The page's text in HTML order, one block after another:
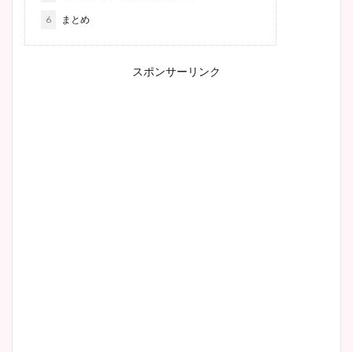
6 まとめ
スポンサーリンク